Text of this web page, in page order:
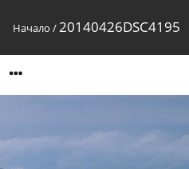
Начало /20140426DSC4195